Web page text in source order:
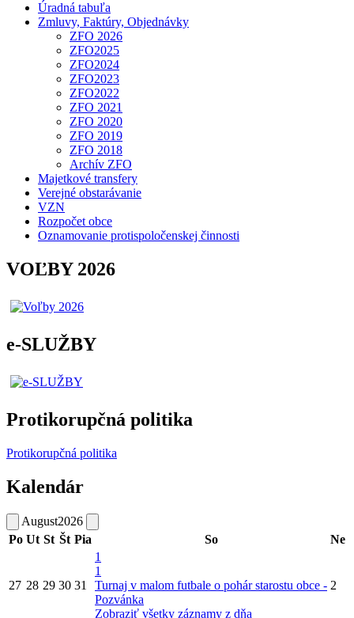
Úradná tabuľa
Zmluvy, Faktúry, Objednávky
ZFO 2026
ZFO2025
ZFO2024
ZFO2023
ZFO2022
ZFO 2021
ZFO 2020
ZFO 2019
ZFO 2018
Archív ZFO
Majetkové transfery
Verejné obstarávanie
VZN
Rozpočet obce
Oznamovanie protispoločenskej činnosti
VOĽBY 2026
e-SLUŽBY
Protikorupčná politika
Protikorupčná politika
Kalendár
August2026
Po Ut St Št Pia So Ne
27 28 29 30 31
1
1
Turnaj v malom futbale o pohár starostu obce -
Pozvánka
Zobraziť všetky záznamy z dňa
2